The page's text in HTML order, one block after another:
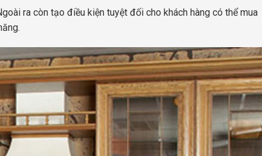
ra còn tạo điều kiện tuyệt đối cho khách hàng có thể mua